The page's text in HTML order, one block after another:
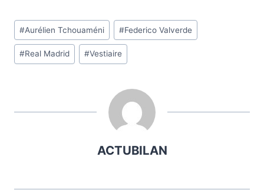
Étiquettes
de
la
#Aurélien Tchouaméni #Federico Valverde
#Real Madrid #Vestiaire
ACTUBILAN